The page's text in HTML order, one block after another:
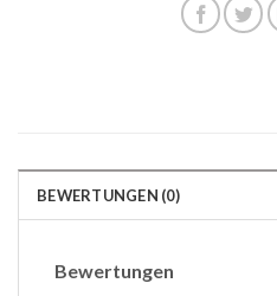
BEWERTUNGEN (0)
Bewertungen